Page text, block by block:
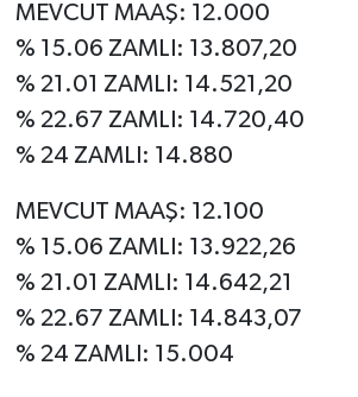
MEVCUT MAAŞ: 12.000
% 15.06 ZAMLI: 13.807,20
% 21.01 ZAMLI: 14.521,20
% 22.67 ZAMLI: 14.720,40
% 24 ZAMLI: 14.880
MEVCUT MAAŞ: 12.100
% 15.06 ZAMLI: 13.922,26
% 21.01 ZAMLI: 14.642,21
% 22.67 ZAMLI: 14.843,07
% 24 ZAMLI: 15.004